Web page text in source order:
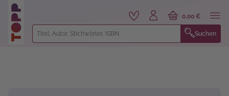
springen
Suchen
0,00 €